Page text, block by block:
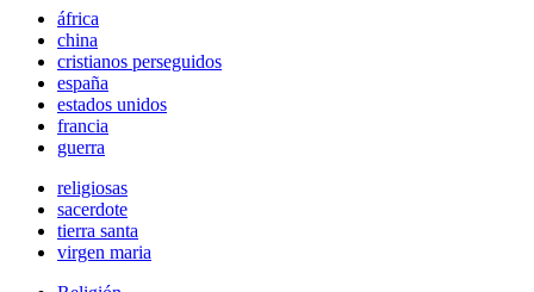
áfrica
china
cristianos perseguidos
españa
estados unidos
francia
guerra
religiosas
sacerdote
tierra santa
virgen maria